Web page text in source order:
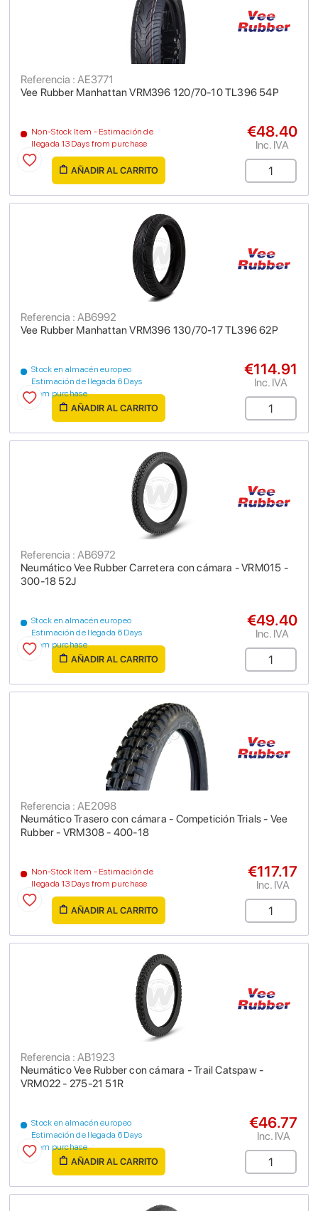
Vee Rubber Manhattan VRM396 120/70-10 TL396 54P
Referencia : AE3771
Non-Stock Item - Estimación de
llegada 13 Days from purchase
€48.40
Inc. IVA
AÑADIR AL CARRITO
Vee Rubber Manhattan VRM396 130/70-17 TL396 62P
Referencia : AB6992
Stock en almacén europeo
Estimación de llegada 6 Days
from purchase
€114.91
Inc. IVA
AÑADIR AL CARRITO
Neumático Vee Rubber Carretera con cámara - VRM015 -
300-18 52J
Referencia : AB6972
Stock en almacén europeo
Estimación de llegada 6 Days
from purchase
€49.40
Inc. IVA
AÑADIR AL CARRITO
Neumático Trasero con cámara - Competición Trials - Vee
Rubber - VRM308 - 400-18
Referencia : AE2098
Non-Stock Item - Estimación de
llegada 13 Days from purchase
€117.17
Inc. IVA
AÑADIR AL CARRITO
Neumático Vee Rubber con cámara - Trail Catspaw -
VRM022 - 275-21 51R
Referencia : AB1923
Stock en almacén europeo
Estimación de llegada 6 Days
from purchase
€46.77
Inc. IVA
AÑADIR AL CARRITO